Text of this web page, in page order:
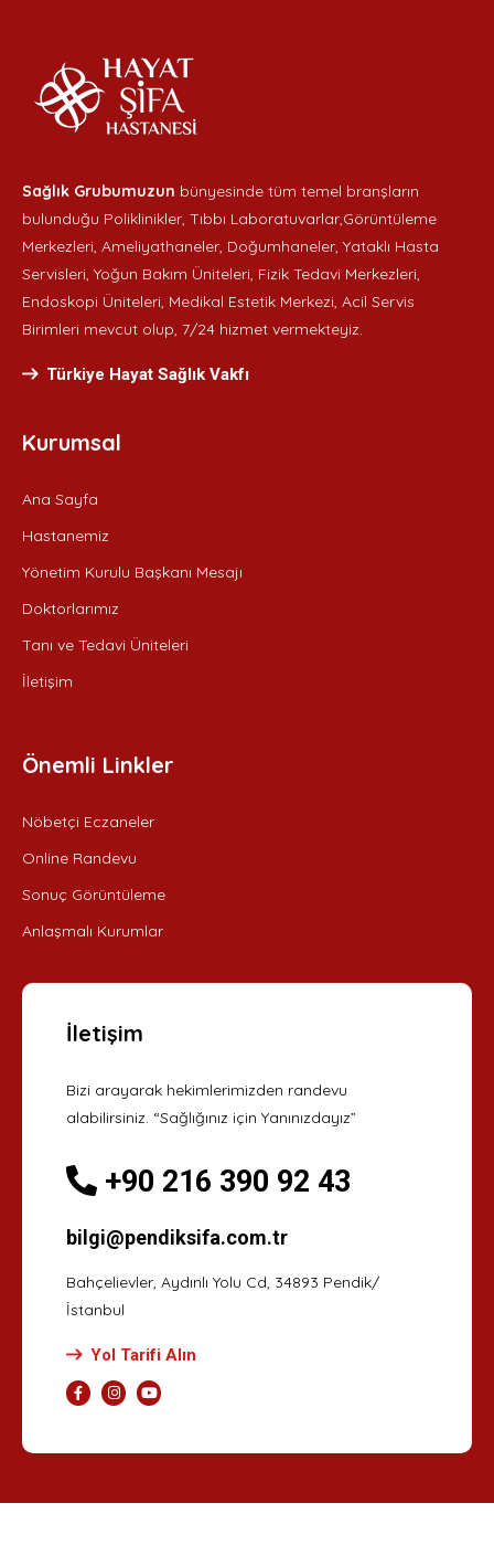
Sağlık Grubumuzun bünyesinde tüm temel branşların
bulunduğu Poliklinikler, Tıbbı Laboratuvarlar,Görüntüleme
Merkezleri, Ameliyathaneler, Doğumhaneler, Yataklı Hasta
Servisleri, Yoğun Bakım Üniteleri, Fizik Tedavi Merkezleri,
Endoskopi Üniteleri, Medikal Estetik Merkezi, Acil Servis
Birimleri mevcut olup, 7/24 hizmet vermekteyiz.
Türkiye Hayat Sağlık Vakfı
Kurumsal
Ana Sayfa
Hastanemiz
Yönetim Kurulu Başkanı Mesajı
Doktorlarımız
Tanı ve Tedavi Üniteleri
İletişim
Önemli Linkler
Nöbetçi Eczaneler
Online Randevu
Sonuç Görüntüleme
Anlaşmalı Kurumlar
İletişim
Bizi arayarak hekimlerimizden randevu
alabilirsiniz. “Sağlığınız için Yanınızdayız”
+90 216 390 92 43
bilgi@pendiksifa.com.tr
Bahçelievler, Aydınlı Yolu Cd, 34893 Pendik/
İstanbul
Yol Tarifi Alın